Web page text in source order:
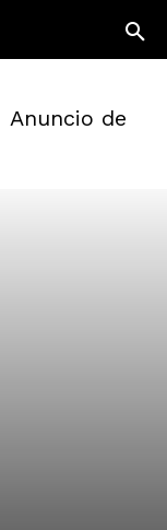
Anuncio de